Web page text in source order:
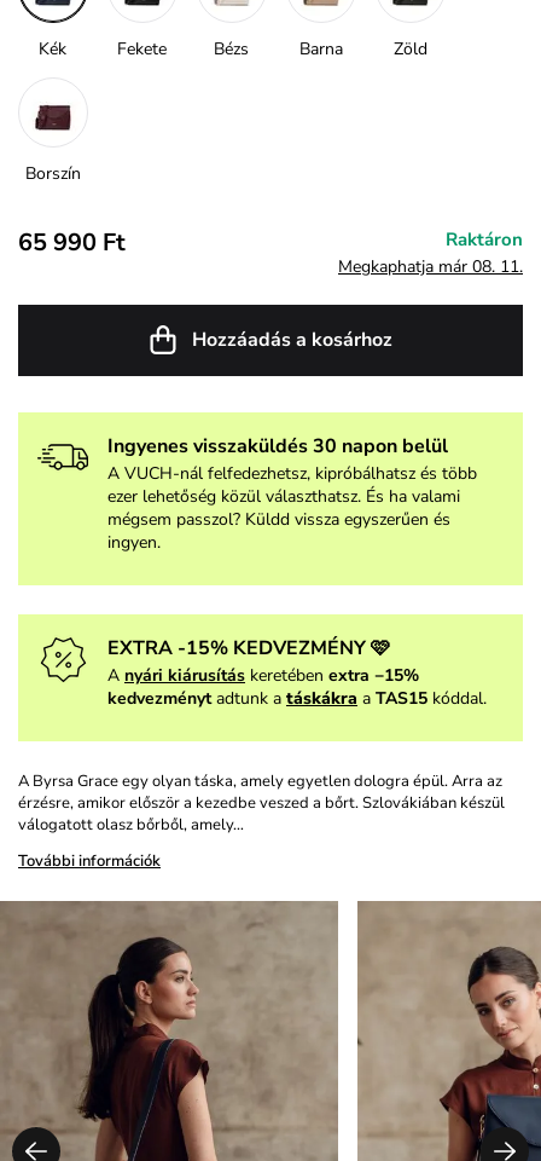
Kék Fekete Bézs Barna Zöld
Borszín
65 990 Ft Raktáron
Megkaphatja már 08. 11.
Hozzáadás a kosárhoz
Ingyenes visszaküldés 30 napon belül
A VUCH-nál felfedezhetsz, kipróbálhatsz és több
ezer lehetőség közül választhatsz. És ha valami
mégsem passzol? Küldd vissza egyszerűen és
ingyen.
EXTRA -15% KEDVEZMÉNY 🩷
A nyári kiárusítás keretében extra −15%
kedvezménytadtunk a táskákra a TAS15 kóddal.
A Byrsa Grace egy olyan táska, amely egyetlen dologra épül. Arra az
érzésre, amikor először a kezedbe veszed a bőrt. Szlovákiában készül
válogatott olasz bőrből, amely…
További információk